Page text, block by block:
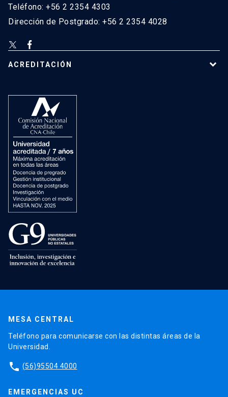
Teléfono: +56 2 2354 4303
Dirección de Postgrado: +56 2 2354 4028
ACREDITACIÓN
MESA CENTRAL
Teléfono para comunicarse con las distintas áreas de la
Universidad.
phone (56)95504 4000
EMERGENCIAS UC